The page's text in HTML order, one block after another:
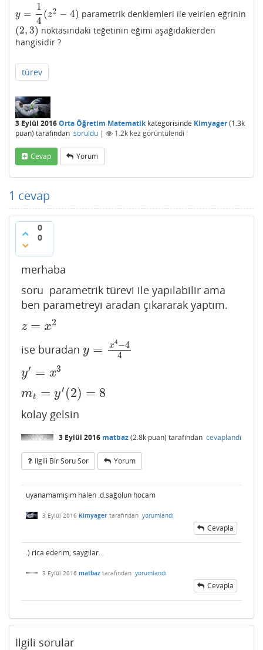
y =
1
4
(z2 − 4)
y= 14 z2−4) parametrik denklemleri ile veirlen eğrinin
(2,3)
(2,3 )
noktasındaki teğetinin eğimi aşağıdakierden
hangisidir ?
türev
3 Eylül 2016Orta Öğretim Matematikkategorisinde Kimyager(1.3k
puan) tarafından soruldu | 1.2k kez görüntülendi
Cevap Yorum
1 cevap
0
0
merhaba
soru parametrik türevi ile yapılabilir ama
ben parametreyi aradan çıkararak yaptım.
z = x2
z=x2
ise buradan y = x4−4
4
y=x4 −44
y′ = x3
y′= x3
mt = y′ (2) = 8
mt= y′( 2)=8
kolay gelsin
3 Eylül 2016 matbaz(2.8k puan) tarafından cevaplandı
Ilgili Bir Soru Sor Yorum
uyanamamışım halen .d.sağolun hocam
3 Eylül 2016 Kimyager tarafından yorumlandı
Cevapla
.) rica ederim, saygılar...
3 Eylül 2016 matbaz tarafından yorumlandı
Cevapla
İlgili sorular